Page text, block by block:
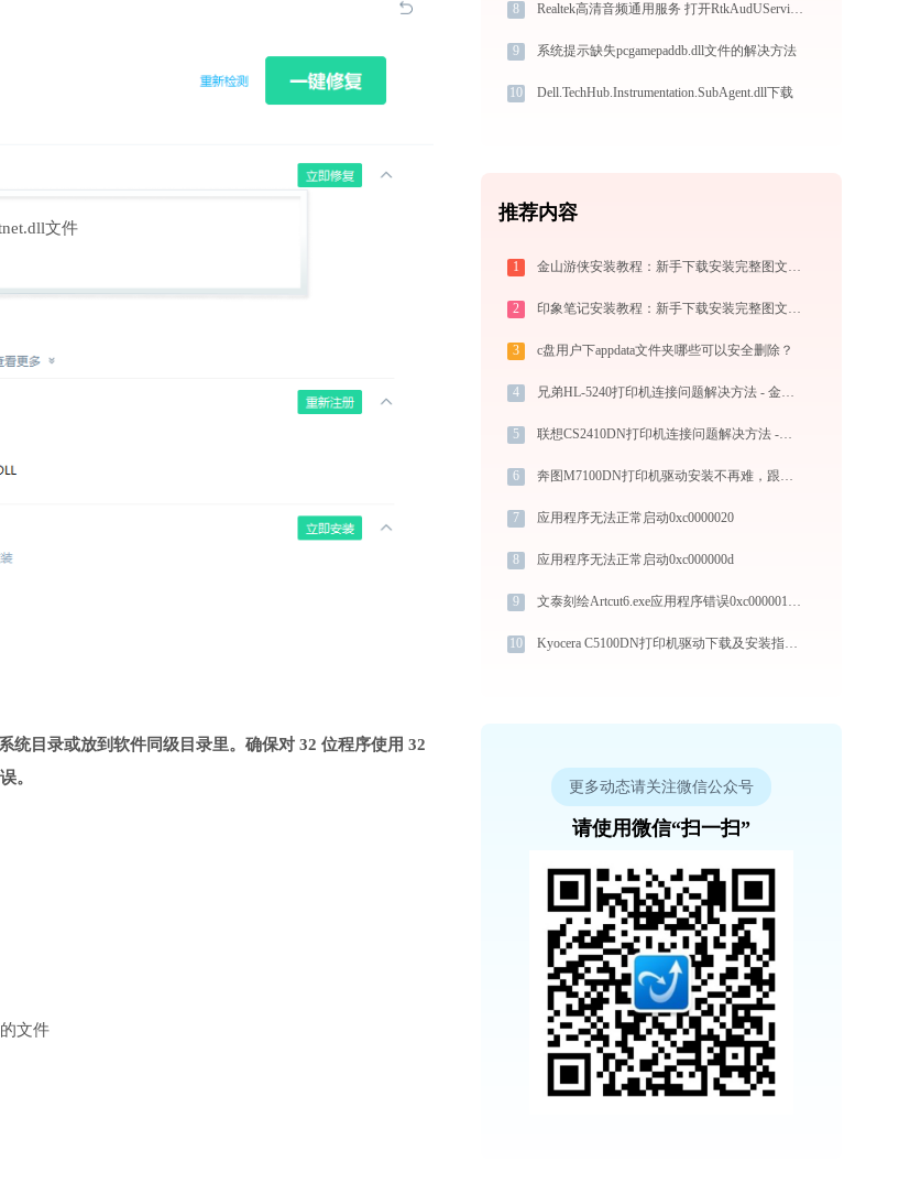
文件
统目录或放到软件同级目录里。确保对 32 位程序使用 32
。
文件
8 Realtek高清音频通用服务 打开RtkAudUService64.exe找不到mf.dll怎么办
9 系统提示缺失pcgamepaddb.dll文件的解决方法
10 Dell.TechHub.Instrumentation.SubAgent.dll下载
推荐内容
1 金山游侠安装教程：新手下载安装完整图文步骤
2 印象笔记安装教程：新手下载安装完整图文步骤
3 c盘用户下appdata文件夹哪些可以安全删除？
4 兄弟HL-5240打印机连接问题解决方法 - 金山毒霸
5 联想CS2410DN打印机连接问题解决方法 -金山毒霸
6 奔图M7100DN打印机驱动安装不再难，跟着这些步骤一学就会
7 应用程序无法正常启动0xc0000020
8 应用程序无法正常启动0xc000000d
9 文泰刻绘Artcut6.exe应用程序错误0xc000001d解决方法
10 Kyocera C5100DN打印机驱动下载及安装指南 - 官方驱动支持
更多动态请关注微信公众号
请使用微信“扫一扫”